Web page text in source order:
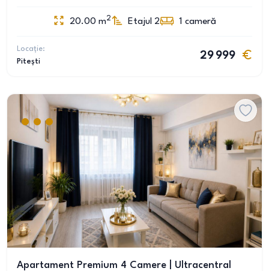
20.00 m2 Etajul 2 1 cameră
Locație:
Pitești
29 999
Apartament Premium 4 Camere | Ultracentral